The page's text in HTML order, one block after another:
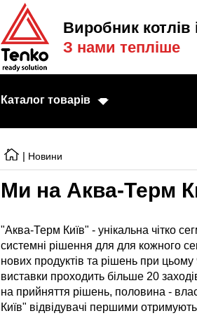
Виробник котлів
З нами тепліше
Каталог товарів
Електричні
Електричні
Конвектори
Готові
| Новини
Ми на Аква-Терм
"Аква-Терм Київ" - унікальна чітко
системні рішення для для кожного
нових продуктів та рішень при
виставки проходить більше 20
на прийняття рішень, половина -
Київ" відвідувачі першими